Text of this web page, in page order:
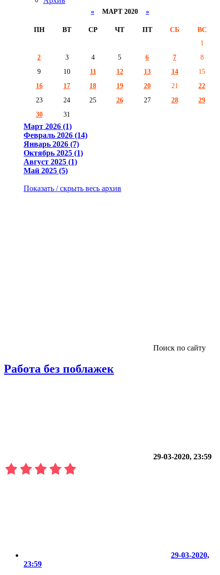
«МАРТ 2020 »
ПН ВТ СР ЧТ ПТ СБ
ВС
1
2
3 4 5 6 7
8
9
10 11 12 13 14
15
16
17 18 19 20 21
22
23
24 25 26 27 28
29
30
31
Март 2026 (1)
Февраль 2026 (14)
Январь 2026 (7)
Октябрь 2025 (1)
Август 2025 (1)
Май 2025 (5)
Показать / скрыть весь архив
Поиск по сайту
Работа без поблажек
29-03-2020, 23:59
29-03-2020,
23:59